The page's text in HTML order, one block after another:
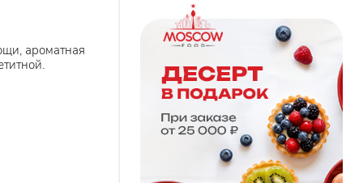
ароматная